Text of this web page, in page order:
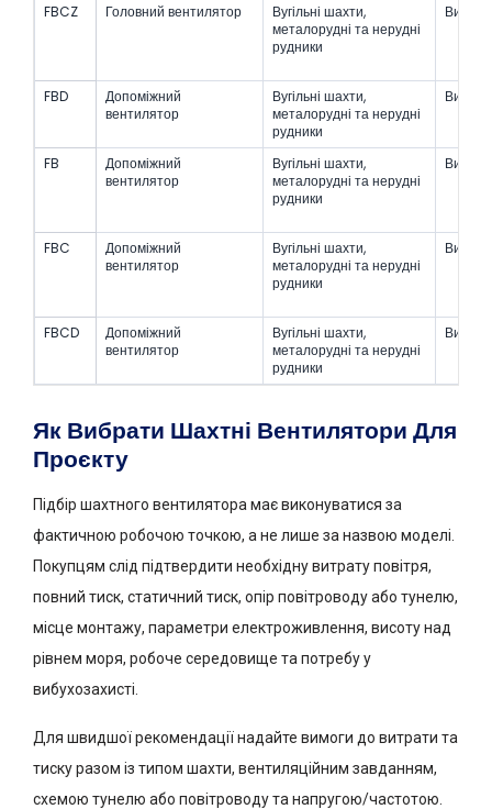
FBCZ Головний вентилятор
Вугільні шахти,
металорудні та нерудні
рудники
FBD
Допоміжний
вентилятор
Вугільні шахти,
металорудні та нерудні
рудники
FB
Допоміжний
вентилятор
Вугільні шахти,
металорудні та нерудні
рудники
FBC
Допоміжний
вентилятор
Вугільні шахти,
металорудні та нерудні
рудники
FBCD
Допоміжний
вентилятор
Вугільні шахти,
металорудні та нерудні
рудники
Як Вибрати Шахтні Вентилятори Для
Проєкту
Підбір шахтного вентилятора має виконуватися за
фактичною робочою точкою, а не лише за назвою моделі.
Покупцям слід підтвердити необхідну витрату повітря,
повний тиск, статичний тиск, опір повітроводу або тунелю,
місце монтажу, параметри електроживлення, висоту над
рівнем моря, робоче середовище та потребу у
вибухозахисті.
Для швидшої рекомендації надайте вимоги до витрати та
тиску разом із типом шахти, вентиляційним завданням,
схемою тунелю або повітроводу та напругою/частотою.